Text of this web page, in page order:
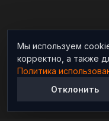
Мы используем
корректно, а также
Политика
Отклонить